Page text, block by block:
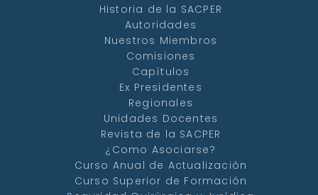
Historia de la SACPER
Autoridades
Nuestros Miembros
Comisiones
Capítulos
Ex Presidentes
Regionales
Unidades Docentes
Revista de la SACPER
¿Como Asociarse?
Curso Anual de Actualización
Curso Superior de Formación